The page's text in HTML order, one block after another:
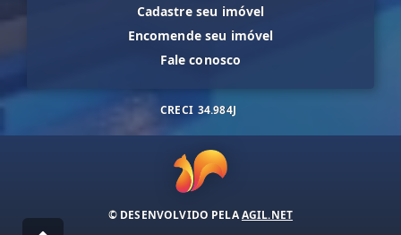
Cadastre seu imóvel
Encomende seu imóvel
Fale conosco
CRECI 34.984J
© DESENVOLVIDO PELAAGIL.NET